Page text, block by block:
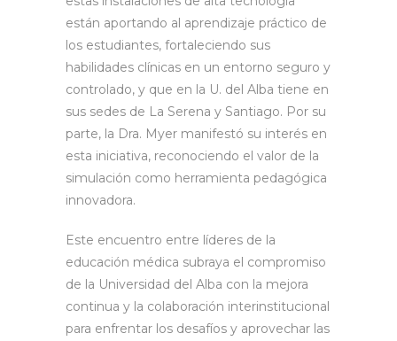
están aportando al aprendizaje práctico de
los estudiantes, fortaleciendo sus
habilidades clínicas en un entorno seguro y
controlado, y que en la U. del Alba tiene en
sus sedes de La Serena y Santiago. Por su
parte, la Dra. Myer manifestó su interés en
esta iniciativa, reconociendo el valor de la
simulación como herramienta pedagógica
innovadora.
Este encuentro entre líderes de la
educación médica subraya el compromiso
de la Universidad del Alba con la mejora
continua y la colaboración interinstitucional
para enfrentar los desafíos y aprovechar las